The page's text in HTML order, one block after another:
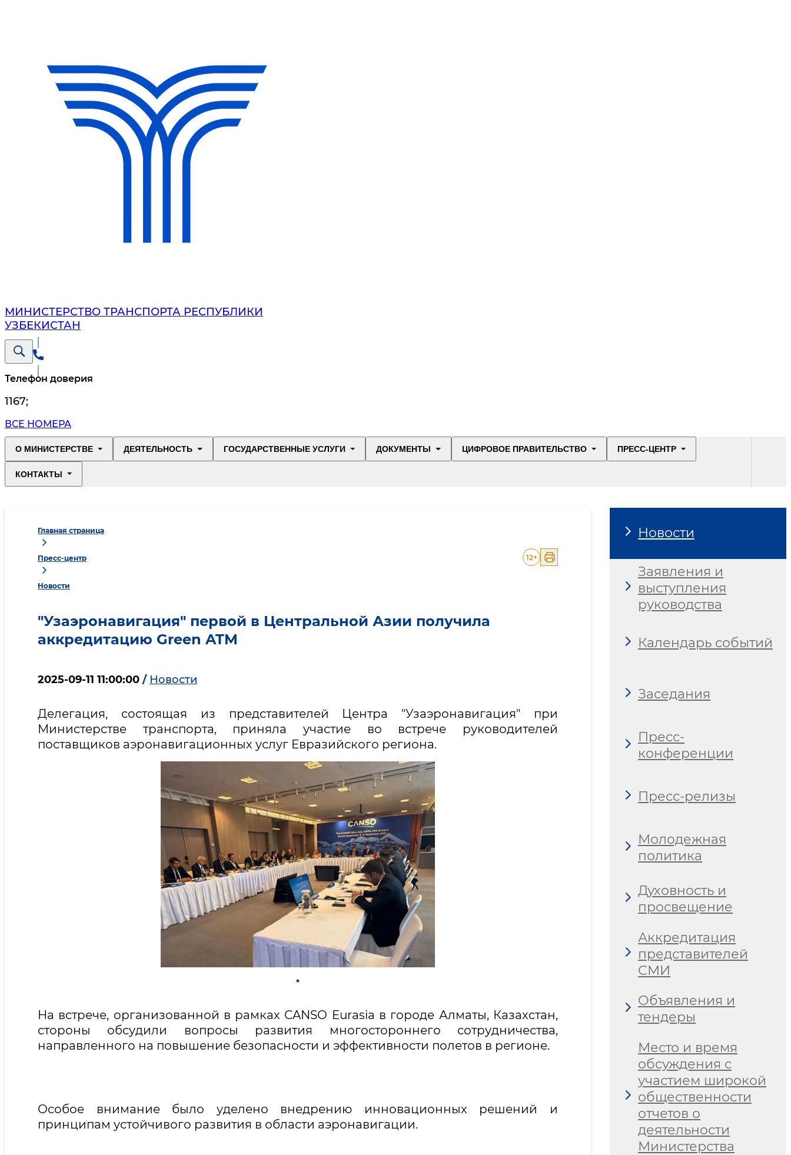
МИНИСТЕРСТВО ТРАНСПОРТА РЕСПУБЛИКИ
УЗБЕКИСТАН
Телефон доверия
1167;
ВСЕ НОМЕРА
О МИНИСТЕРСТВЕ ДЕЯТЕЛЬНОСТЬ ГОСУДАРСТВЕННЫЕ УСЛУГИ ДОКУМЕНТЫ ЦИФРОВОЕ ПРАВИТЕЛЬСТВО ПРЕСС-ЦЕНТР
КОНТАКТЫ
Главная страница
Пресс-центр
Новости
12+
"Узаэронавигация" первой в Центральной Азии получила
аккредитацию Green ATM
2025-09-11 11:00:00 / Новости
Делегация, состоящая из представителей Центра "Узаэронавигация" при
Министерстве транспорта, приняла участие во встрече руководителей
поставщиков аэронавигационных услуг Евразийского региона.
На встрече, организованной в рамках CANSO Eurasia в городе Алматы, Казахстан,
стороны обсудили вопросы развития многостороннего сотрудничества,
направленного на повышение безопасности и эффективности полетов в регионе.
Особое внимание было уделено внедрению инновационных решений и
принципам устойчивого развития в области аэронавигации.
Новости
Заявления и
выступления
руководства
Календарь событий
Заседания
Пресс-
конференции
Пресс-релизы
Молодежная
политика
Духовность и
просвещение
Аккредитация
представителей
СМИ
Объявления и
тендеры
Место и время
обсуждения с
участием широкой
общественности
отчетов о
деятельности
Министерства